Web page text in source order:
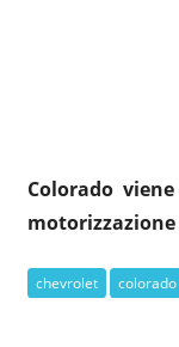
Colorado
chevrolet colorado